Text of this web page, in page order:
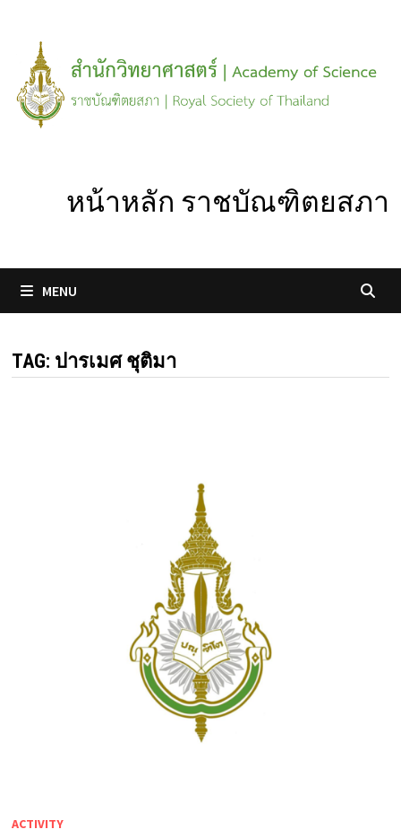
content
หน้าหลัก ราชบัณฑิตยสภา
MENU
TAG: ปารเมศ ชุติมา
ACTIVITY